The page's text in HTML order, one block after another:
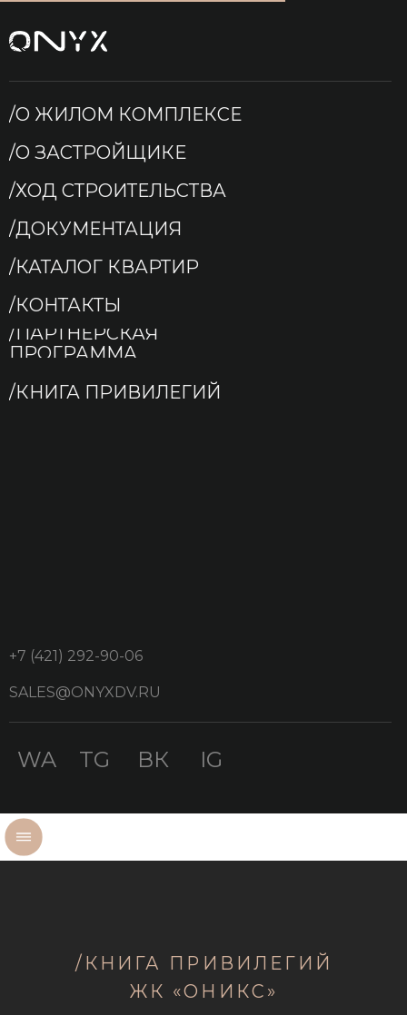
+7 (421) 292-90-06
SALES@ONYXDV.RU
WA TG ВК IG
/О ЖИЛОМ КОМПЛЕКСЕ
/О ЗАСТРОЙЩИКЕ
/ХОД СТРОИТЕЛЬСТВА
/ДОКУМЕНТАЦИЯ
/КАТАЛОГ КВАРТИР
/КОНТАКТЫ
/ПАРТНЁРСКАЯ
ПРОГРАММА
/КНИГА ПРИВИЛЕГИЙ
Специальные
от партнёров
для резидентов ЖК
/КНИГА ПРИВИЛЕГИЙ
СТАТЬ ПАРТНЁРОМ ЖК «ОНИКС»